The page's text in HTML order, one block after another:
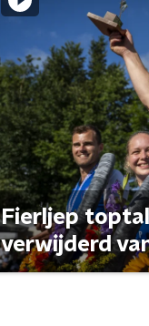
Fierljep
verwijderd